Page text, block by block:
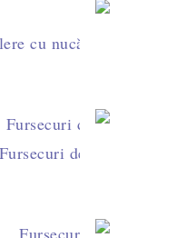
cu nucă și gem,
Fursecuri de post cu